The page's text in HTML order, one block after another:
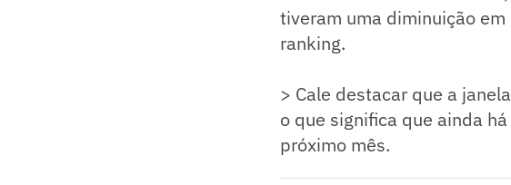
tiveram uma diminuição
ranking.
> Cale destacar que a
o que significa que ainda
próximo mês.